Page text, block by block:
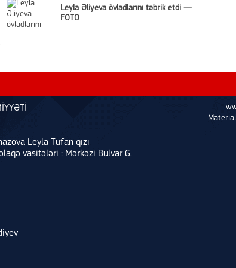
Leyla Əliyeva övladlarını təbrik etdi —
FOTO
Leyla Tufan qızı
vasitələri : Mərkəzi Bulvar 6.